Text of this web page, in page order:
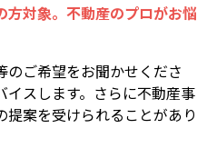
対象。不動産のプロがお悩
ご希望をお聞かせくださ
イスします。さらに不動産事
案を受けられることがあり